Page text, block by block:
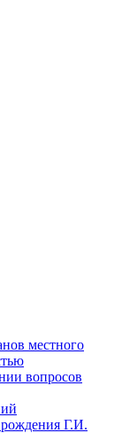
местного
вопросов
Г.И.